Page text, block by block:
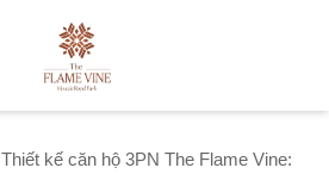
Thiết kế căn hộ 3PN The Flame Vine: